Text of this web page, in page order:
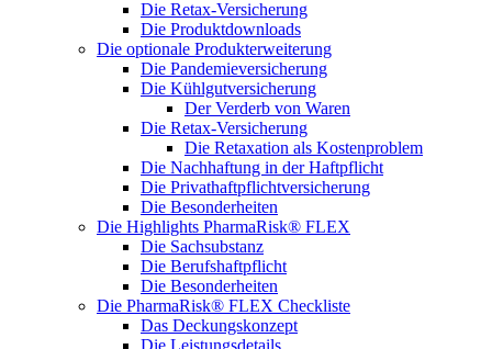
Die Retax-Versicherung
Die Produktdownloads
Die optionale Produkterweiterung
Die Pandemieversicherung
Die Kühlgutversicherung
Der Verderb von Waren
Die Retax-Versicherung
Die Retaxation als Kostenproblem
Die Nachhaftung in der Haftpflicht
Die Privathaftpflichtversicherung
Die Besonderheiten
Die Highlights PharmaRisk® FLEX
Die Sachsubstanz
Die Berufshaftpflicht
Die Besonderheiten
Die PharmaRisk® FLEX Checkliste
Das Deckungskonzept
Die Leistungsdetails